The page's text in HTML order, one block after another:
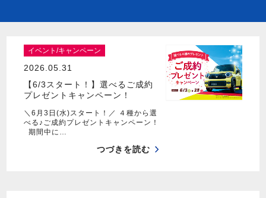
イベント/キャンペーン
2026.05.31
【6/3スタート！】選べるご成約
プレゼントキャンペーン！
＼6月3日(水)スタート！／ ４種から選
べる♪ご成約プレゼントキャンペーン！
期間中に…
つづきを読む